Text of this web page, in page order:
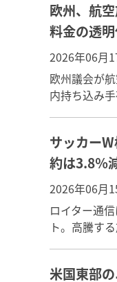
欧州、航
料金の透
2026年06月
欧州議会が
内持ち込み
サッカー
約は3.8％
2026年06月
ロイター通
ト。高騰す
米国東部